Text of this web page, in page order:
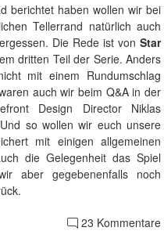
berichtet haben wollen wir bei
Tellerrand natürlich auch
Die Rede ist von Star
dritten Teil der Serie. Anders
mit einem Rundumschlag
auch wir beim Q&A in der
Design Director Niklas
so wollen wir euch unsere
mit einigen allgemeinen
die Gelegenheit das Spiel
aber gegebenenfalls noch
23 Kommentare